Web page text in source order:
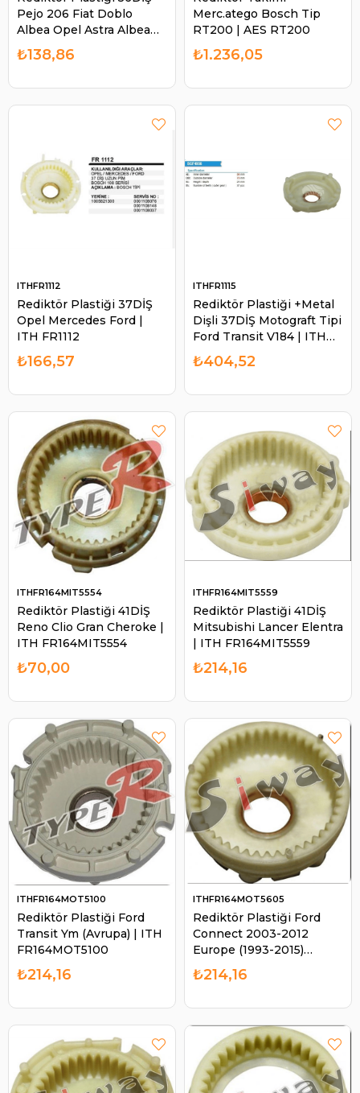
Pejo 206 Fiat Doblo
Albea Opel Astra Albea
Master Ym Renault | AES
FR1780
₺138,86
Merc.atego Bosch Tip
RT200 | AES RT200
₺1.236,05
Rediktör Plastiği 37DİŞ
Opel Mercedes Ford |
ITH FR1112
ITHFR1112
₺166,57
Rediktör Plastiği +Metal
Dişli 37DİŞ Motograft Tipi
Ford Transit V184 | ITH
FR1115
ITHFR1115
₺404,52
Rediktör Plastiği 41DİŞ
Reno Clio Gran Cheroke |
ITH FR164MIT5554
ITHFR164MIT5554
₺70,00
Rediktör Plastiği 41DİŞ
Mitsubishi Lancer Elentra
| ITH FR164MIT5559
ITHFR164MIT5559
₺214,16
Rediktör Plastiği Ford
Transit Ym (Avrupa) | ITH
FR164MOT5100
ITHFR164MOT5100
₺214,16
Rediktör Plastiği Ford
Connect 2003-2012
Europe (1993-2015)
Jaguar (2000-2004)
Lincoln (2000-2005)
FR164MOT5605
ITHFR164MOT5605
₺214,16